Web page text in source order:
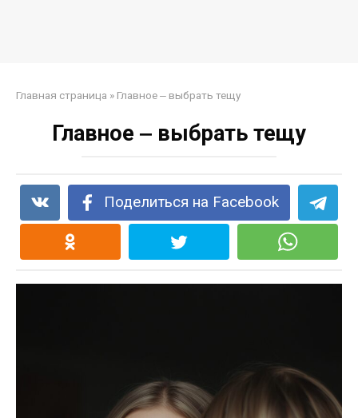
Главная страница » Главное ‒ выбрать тещу
Главное ‒ выбрать тещу
Поделиться на Facebook